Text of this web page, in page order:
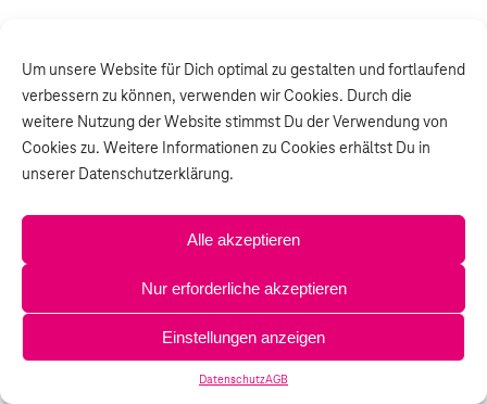
Um unsere Website für Dich optimal zu gestalten und fortlaufend
verbessern zu können, verwenden wir Cookies. Durch die
weitere Nutzung der Website stimmst Du der Verwendung von
Cookies zu. Weitere Informationen zu Cookies erhältst Du in
unserer Datenschutzerklärung.
Alle akzeptieren
Nur erforderliche akzeptieren
Einstellungen anzeigen
DatenschutzAGB